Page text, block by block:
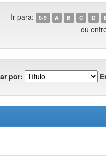
Ir para: 0-9 A B C D
ou
por: